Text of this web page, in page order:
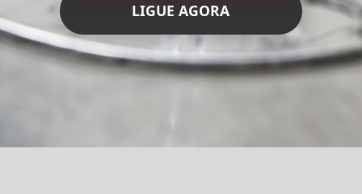
LIGUE AGORA